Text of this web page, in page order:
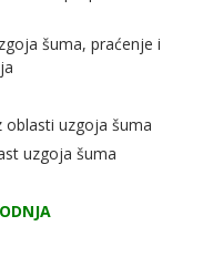
šuma, praćenje i
oblasti uzgoja šuma
uzgoja šuma